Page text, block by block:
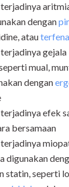
dengan
atau
gejala
mual,
dengan
efek
bersamaan
digunakan
statin, seperti